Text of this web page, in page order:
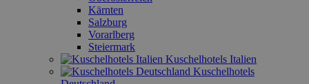
Kärnten
Salzburg
Vorarlberg
Steiermark
Kuschelhotels Italien
Kuschelhotels